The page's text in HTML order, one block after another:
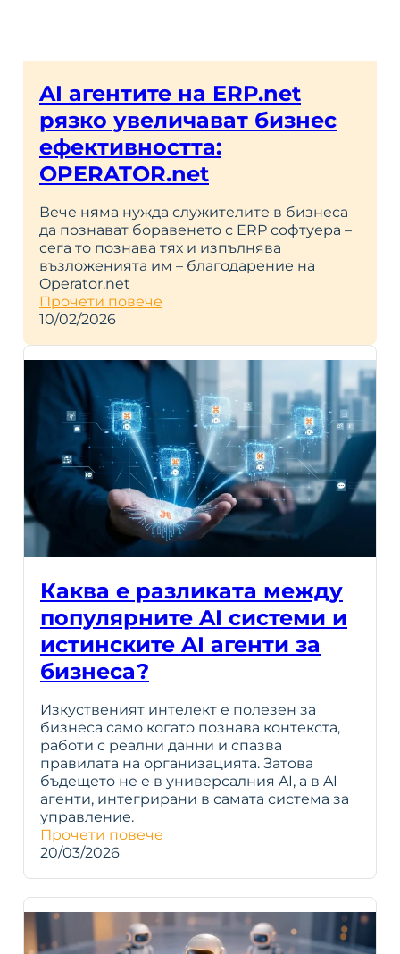
AI агентите на ERP.net
рязко увеличават бизнес
ефективността:
OPERATOR.net
Вече няма нужда служителите в бизнеса
да познават боравенето с ERP софтуера –
сега то познава тях и изпълнява
възложенията им – благодарение на
Operator.net
Прочети повече
10/02/2026
Каква е разликата между
популярните AI системи и
истинските AI агенти за
бизнеса?
Изкуственият интелект е полезен за
бизнеса само когато познава контекста,
работи с реални данни и спазва
правилата на организацията. Затова
бъдещето не е в универсалния AI, а в AI
агенти, интегрирани в самата система за
управление.
Прочети повече
20/03/2026